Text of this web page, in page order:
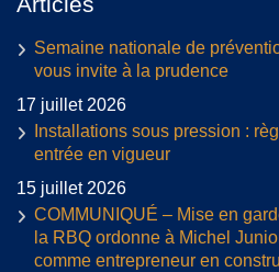
Semaine nationale de
vous invite à la prudence
17 juillet 2026
Installations sous pression :
entrée en vigueur
15 juillet 2026
COMMUNIQUÉ – Mise en
la RBQ ordonne à Michel
comme entrepreneur en